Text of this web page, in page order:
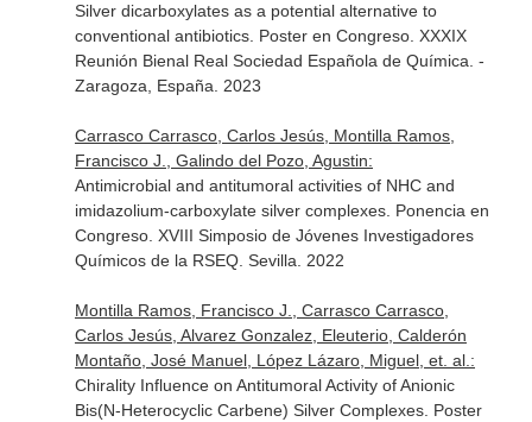
Silver dicarboxylates as a potential alternative to
conventional antibiotics. Poster en Congreso. XXXIX
Reunión Bienal Real Sociedad Española de Química. -
Zaragoza, España. 2023
Carrasco Carrasco, Carlos Jesús, Montilla Ramos,
Francisco J., Galindo del Pozo, Agustin:
Antimicrobial and antitumoral activities of NHC and
imidazolium-carboxylate silver complexes. Ponencia en
Congreso. XVIII Simposio de Jóvenes Investigadores
Químicos de la RSEQ. Sevilla. 2022
Montilla Ramos, Francisco J., Carrasco Carrasco,
Carlos Jesús, Alvarez Gonzalez, Eleuterio, Calderón
Montaño, José Manuel, López Lázaro, Miguel, et. al.:
Chirality Influence on Antitumoral Activity of Anionic
Bis(N-Heterocyclic Carbene) Silver Complexes. Poster